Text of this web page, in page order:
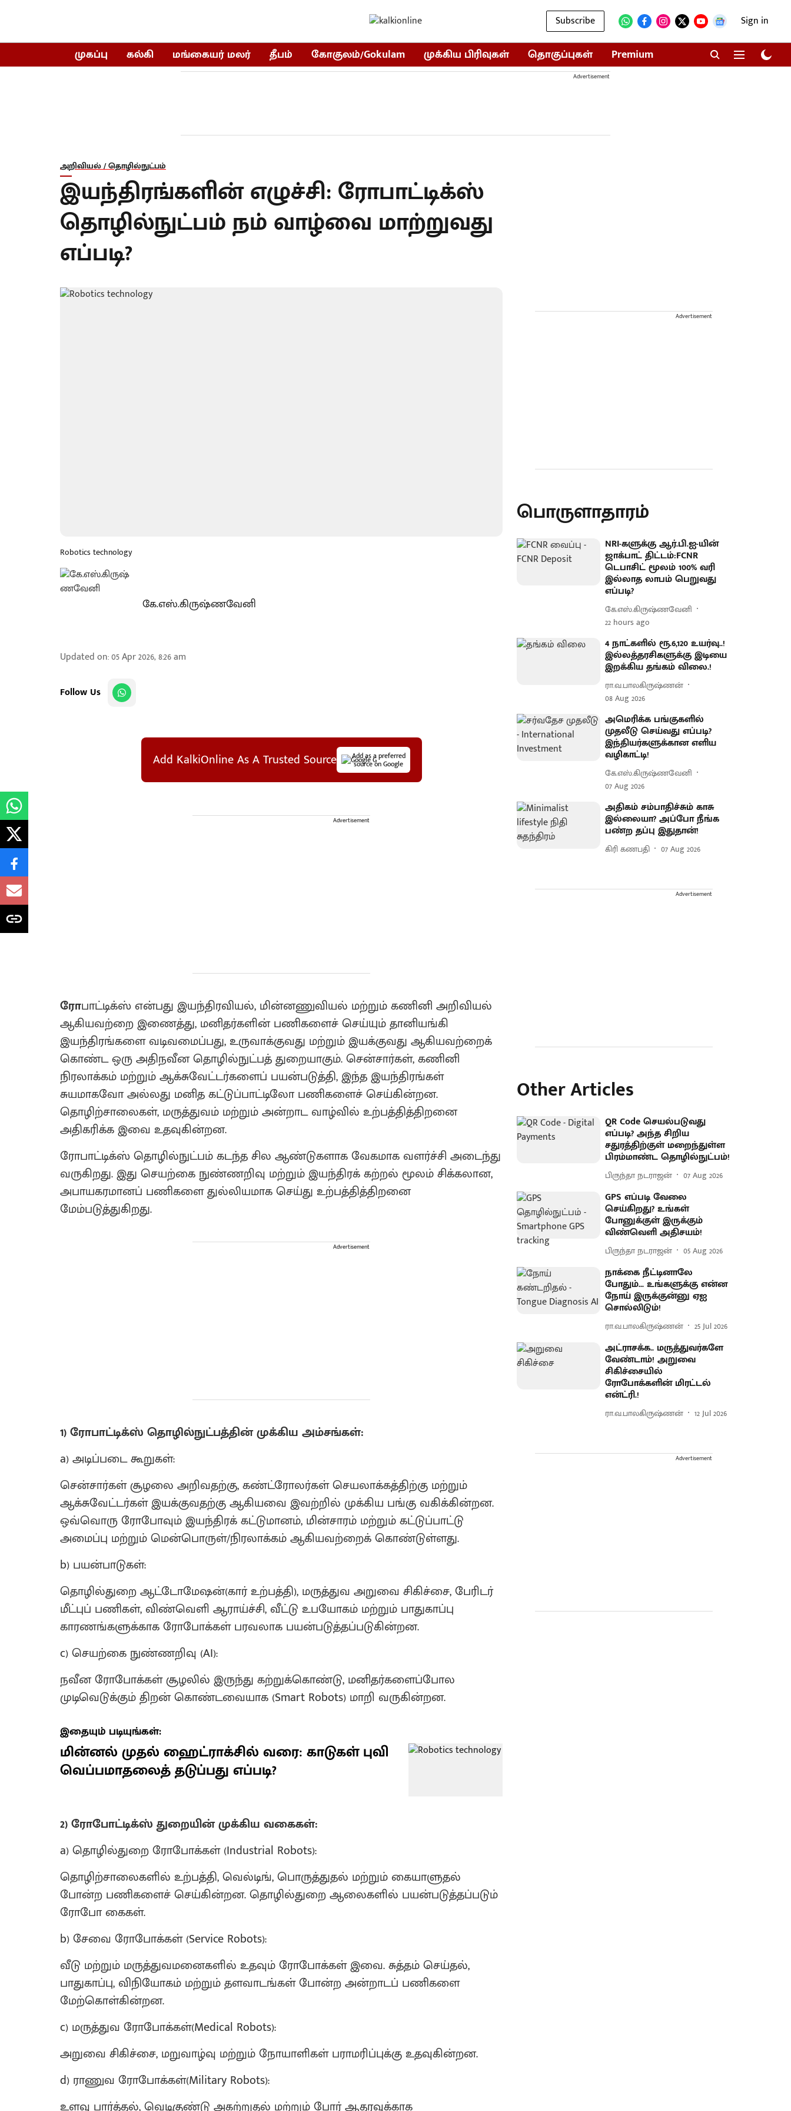
Subscribe Sign in
முகப்பு கல்கி மங்கையர் மலர் தீபம் கோகுலம்/Gokulam முக்கிய பிரிவுகள் தொகுப்புகள் Premium
Advertisement
அறிவியல் / தொழில்நுட்பம்
இயந்திரங்களின் எழுச்சி: ரோபாட்டிக்ஸ்
தொழில்நுட்பம் நம் வாழ்வை மாற்றுவது
எப்படி?
Robotics technology
கே.எஸ்.கிருஷ்ணவேனி
Updated on:05 Apr 2026, 8:26 am
Follow Us
Add KalkiOnline As A Trusted Source Add as a preferred
source on Google
Advertisement
ரோபாட்டிக்ஸ் என்பது இயந்திரவியல், மின்னணுவியல் மற்றும் கணினி அறிவியல்
ஆகியவற்றை இணைத்து, மனிதர்களின் பணிகளைச் செய்யும் தானியங்கி
இயந்திரங்களை வடிவமைப்பது, உருவாக்குவது மற்றும் இயக்குவது ஆகியவற்றைக்
கொண்ட ஒரு அதிநவீன தொழில்நுட்பத் துறையாகும். சென்சார்கள், கணினி
நிரலாக்கம் மற்றும் ஆக்சுவேட்டர்களைப் பயன்படுத்தி, இந்த இயந்திரங்கள்
சுயமாகவோ அல்லது மனித கட்டுப்பாட்டிலோ பணிகளைச் செய்கின்றன.
தொழிற்சாலைகள், மருத்துவம் மற்றும் அன்றாட வாழ்வில் உற்பத்தித்திறனை
அதிகரிக்க இவை உதவுகின்றன.
ரோபாட்டிக்ஸ் தொழில்நுட்பம் கடந்த சில ஆண்டுகளாக வேகமாக வளர்ச்சி அடைந்து
வருகிறது. இது செயற்கை நுண்ணறிவு மற்றும் இயந்திரக் கற்றல் மூலம் சிக்கலான,
அபாயகரமானப் பணிகளை துல்லியமாக செய்து உற்பத்தித்திறனை
மேம்படுத்துகிறது.
Advertisement
1) ரோபாட்டிக்ஸ் தொழில்நுட்பத்தின் முக்கிய அம்சங்கள்:
a) அடிப்படை கூறுகள்:
சென்சார்கள் சூழலை அறிவதற்கு, கண்ட்ரோலர்கள் செயலாக்கத்திற்கு மற்றும்
ஆக்சுவேட்டர்கள் இயக்குவதற்கு ஆகியவை இவற்றில் முக்கிய பங்கு வகிக்கின்றன.
ஒவ்வொரு ரோபோவும் இயந்திரக் கட்டுமானம், மின்சாரம் மற்றும் கட்டுப்பாட்டு
அமைப்பு மற்றும் மென்பொருள்/நிரலாக்கம் ஆகியவற்றைக் கொண்டுள்ளது.
b) பயன்பாடுகள்:
தொழில்துறை ஆட்டோமேஷன்(கார் உற்பத்தி), மருத்துவ அறுவை சிகிச்சை, பேரிடர்
மீட்புப் பணிகள், விண்வெளி ஆராய்ச்சி, வீட்டு உபயோகம் மற்றும் பாதுகாப்பு
காரணங்களுக்காக ரோபோக்கள் பரவலாக பயன்படுத்தப்படுகின்றன.
c) செயற்கை நுண்ணறிவு (AI):
நவீன ரோபோக்கள் சூழலில் இருந்து கற்றுக்கொண்டு, மனிதர்களைப்போல
முடிவெடுக்கும் திறன் கொண்டவையாக (Smart Robots) மாறி வருகின்றன.
இதையும் படியுங்கள்:
மின்னல் முதல் ஹைட்ராக்சில் வரை: காடுகள் புவி
வெப்பமாதலைத் தடுப்பது எப்படி?
2) ரோபோட்டிக்ஸ் துறையின் முக்கிய வகைகள்:
a) தொழில்துறை ரோபோக்கள் (Industrial Robots):
தொழிற்சாலைகளில் உற்பத்தி, வெல்டிங், பொருத்துதல் மற்றும் கையாளுதல்
போன்ற பணிகளைச் செய்கின்றன. தொழில்துறை ஆலைகளில் பயன்படுத்தப்படும்
ரோபோ கைகள்.
b) சேவை ரோபோக்கள் (Service Robots):
வீடு மற்றும் மருத்துவமனைகளில் உதவும் ரோபோக்கள் இவை. சுத்தம் செய்தல்,
பாதுகாப்பு, விநியோகம் மற்றும் தளவாடங்கள் போன்ற அன்றாடப் பணிகளை
மேற்கொள்கின்றன.
c) மருத்துவ ரோபோக்கள்(Medical Robots):
அறுவை சிகிச்சை, மறுவாழ்வு மற்றும் நோயாளிகள் பராமரிப்புக்கு உதவுகின்றன.
d) ராணுவ ரோபோக்கள்(Military Robots):
உளவு பார்த்தல், வெடிகுண்டு அகற்றுதல் மற்றும் போர் ஆதரவுக்காக
Advertisement
பொருளாதாரம்
NRI-களுக்கு ஆர்.பி.ஐ-யின்
ஜாக்பாட் திட்டம்:FCNR
டெபாசிட் மூலம் 100% வரி
இல்லாத லாபம் பெறுவது
எப்படி?
கே.எஸ்.கிருஷ்ணவேனி
22 hours ago
4 நாட்களில் ரூ.6,120 உயர்வு..!
இல்லத்தரசிகளுக்கு இடியை
இறக்கிய தங்கம் விலை.!
ரா.வ.பாலகிருஷ்ணன்
08 Aug 2026
அமெரிக்க பங்குகளில்
முதலீடு செய்வது எப்படி?
இந்தியர்களுக்கான எளிய
வழிகாட்டி!
கே.எஸ்.கிருஷ்ணவேனி
07 Aug 2026
அதிகம் சம்பாதிச்சும் காசு
இல்லையா? அப்போ நீங்க
பண்ற தப்பு இதுதான்!
கிரி கணபதி 07 Aug 2026
Advertisement
Other Articles
QR Code செயல்படுவது
எப்படி? அந்த சிறிய
சதுரத்திற்குள் மறைந்துள்ள
பிரம்மாண்ட தொழில்நுட்பம்!
பிருந்தா நடராஜன் 07 Aug 2026
GPS எப்படி வேலை
செய்கிறது? உங்கள்
போனுக்குள் இருக்கும்
விண்வெளி அதிசயம்!
பிருந்தா நடராஜன் 05 Aug 2026
நாக்கை நீட்டினாலே
போதும்... உங்களுக்கு என்ன
நோய் இருக்குன்னு ஏஐ
சொல்லிடும்!
ரா.வ.பாலகிருஷ்ணன் 25 Jul 2026
அட்ராசக்க.. மருத்துவர்களே
வேண்டாம்! அறுவை
சிகிச்சையில்
ரோபோக்களின் மிரட்டல்
என்ட்ரி.!
ரா.வ.பாலகிருஷ்ணன் 12 Jul 2026
Advertisement